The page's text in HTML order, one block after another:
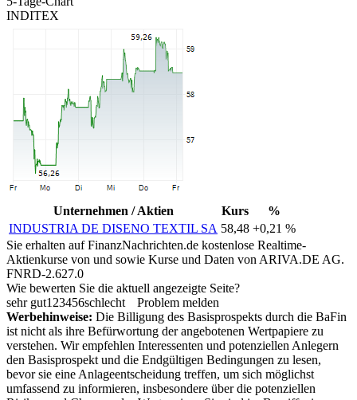
INDITEX
Unternehmen / Aktien Kurs
%
INDUSTRIA DE DISENO TEXTIL SA 58,48 +0,21 %
Sie erhalten auf FinanzNachrichten.de kostenlose Realtime-
Aktienkurse von und sowie Kurse und Daten von ARIVA.DE AG.
FNRD-2.627.0
Wie bewerten Sie die aktuell angezeigte Seite?
sehr gut1 23456schlecht
Problem melden
Werbehinweise: Die Billigung des Basisprospekts durch die BaFin
ist nicht als ihre Befürwortung der angebotenen Wertpapiere zu
verstehen. Wir empfehlen Interessenten und potenziellen Anlegern
den Basisprospekt und die Endgültigen Bedingungen zu lesen,
bevor sie eine Anlageentscheidung treffen, um sich möglichst
umfassend zu informieren, insbesondere über die potenziellen